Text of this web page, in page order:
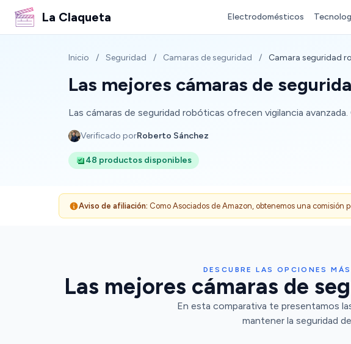
La Claqueta Electrodomésticos
Inicio / Seguridad / Camaras de seguridad / Camara seguridad
Las mejores cámaras de
Las cámaras de seguridad robóticas ofrecen vigilancia
Verificado porRoberto Sánchez
48 productos disponibles
Aviso de afiliación: Como Asociados de Amazon, obtenemos una comisión
DESCUBRE LAS OPCIONES
Las mejores cámaras de
En esta comparativa te presentamos
mantener la seguridad